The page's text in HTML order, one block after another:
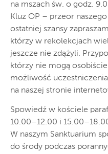
na mszach św. o godz.
Kluz OP – przeor
ostatniej szansy
którzy w rekolekcjach
jeszcze nie zdążyli.
którzy nie mogą
możliwość
na naszej stronie
Spowiedź w kościele
10.00–12.00 i
W naszym Sanktuarium
do środy podczas